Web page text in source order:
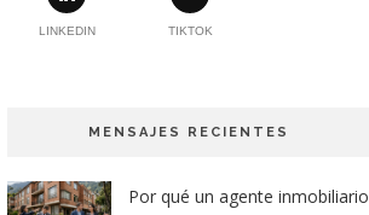
LINKEDIN TIKTOK
MENSAJES RECIENTES
Por qué un agente inmobiliario